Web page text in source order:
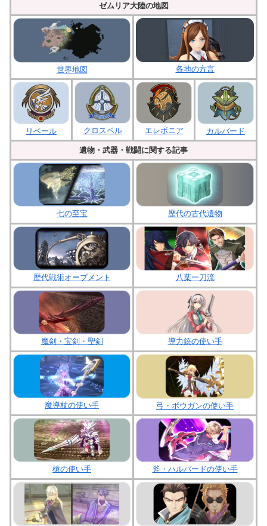
ゼムリア大陸の地図
世界地図 各地の方言
リベール クロスベル エレボニア カルバード
遺物・武器・戦闘に関する記事
七の至宝 歴代の古代遺物
歴代戦術オーブメント 八葉一刀流
魔剣・宝剣・聖剣 導力銃の使い手
魔導杖の使い手 弓・ボウガンの使い手
槍の使い手 斧・ハルバードの使い手